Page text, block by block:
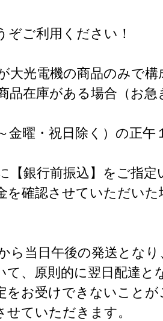
ぞご利用ください！
光電機の商品のみで構
在庫がある場合（お急
曜・祝日除く）の正午
銀行前振込】をご指定
を確認させていただいた
ら当日午後の発送となり
て、原則的に翌日配達と
をお受けできないこと
せていただきます。